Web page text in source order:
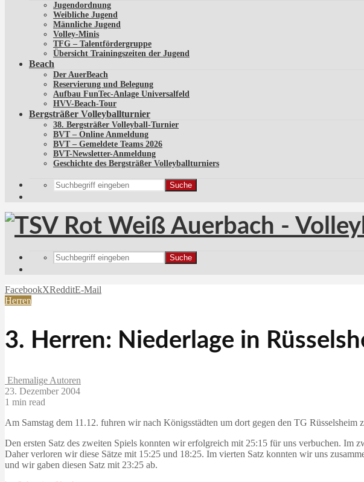
Jugendordnung
Weibliche Jugend
Männliche Jugend
Volley-Minis
TFG – Talentfördergruppe
Übersicht Trainingszeiten der Jugend
Beach
Der AuerBeach
Reservierung und Belegung
Aufbau FunTec-Anlage Universalfeld
HVV-Beach-Tour
Bergsträßer Volleyballturnier
38. Bergsträßer Volleyball-Turnier
BVT – Online Anmeldung
BVT – Gemeldete Teams 2026
BVT-Newsletter-Anmeldung
Geschichte des Bergsträßer Volleyballturniers
Suche
Suche
FacebookXRedditE-Mail
Herren
3. Herren: Niederlage in
Ehemalige Autoren
23. Dezember 2004
1 min read
Am Samstag dem 11.12. fuhren wir nach Königsstädten um dort gegen den TG
Den ersten Satz des zweiten Spiels konnten wir erfolgreich mit 25:15 für uns verbuchen. Im
Daher verloren wir diese Sätze mit 15:25 und 18:25. Im vierten Satz konnten wir uns
und wir gaben diesen Satz mit 23:25 ab.